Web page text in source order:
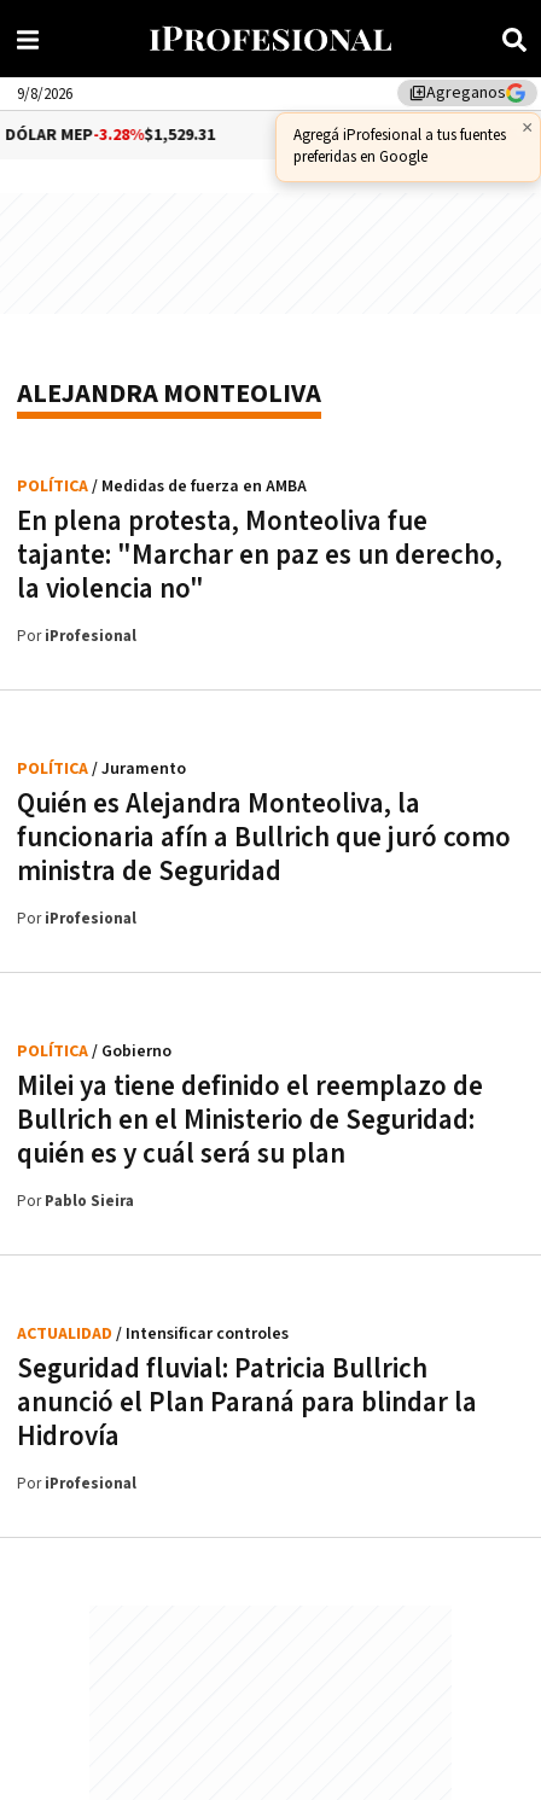
library_addAgreganos
×
Agregá iProfesional a tus fuentes
preferidas en Google
9/8/2026
MEP-3.28%$1,529.31 DÓLAR CCL-1.25%$1,556.14
ALEJANDRA MONTEOLIVA
En plena protesta, Monteoliva fue
tajante: "Marchar en paz es un derecho,
la violencia no"
POLÍTICA/ Medidas de fuerza en AMBA
PoriProfesional
Quién es Alejandra Monteoliva, la
funcionaria afín a Bullrich que juró como
ministra de Seguridad
POLÍTICA/ Juramento
PoriProfesional
Milei ya tiene definido el reemplazo de
Bullrich en el Ministerio de Seguridad:
quién es y cuál será su plan
POLÍTICA/ Gobierno
PorPablo Sieira
Seguridad fluvial: Patricia Bullrich
anunció el Plan Paraná para blindar la
Hidrovía
ACTUALIDAD / Intensificar controles
PoriProfesional